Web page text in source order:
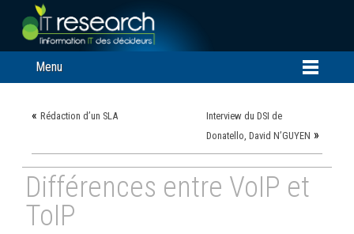
Menu
« Rédaction d’un SLA
Interview du DSI de
Donatello, David N’GUYEN »
Différences entre VoIP et
ToIP